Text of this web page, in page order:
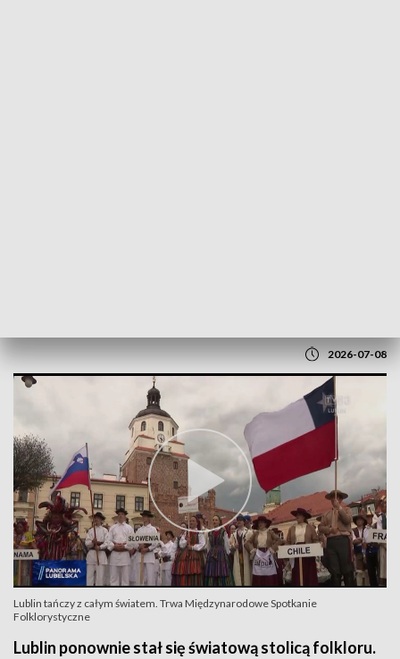
2026-07-08
Lublin tańczy z całym światem. Trwa Międzynarodowe Spotkanie
Folklorystyczne
Lublin ponownie stał się światową stolicą folkloru.